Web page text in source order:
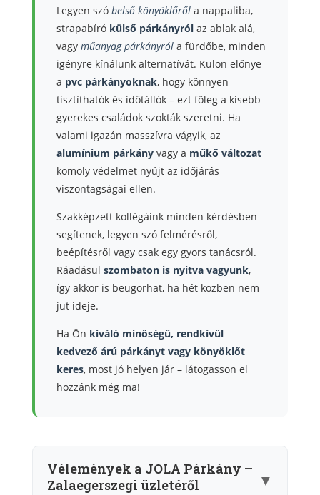
Legyen szó belső könyöklőrőla nappaliba,
strapabíró külső párkányrólaz ablak alá,
vagy műanyag párkányróla fürdőbe, minden
igényre kínálunk alternatívát. Külön előnye
a pvc párkányoknak, hogy könnyen
tisztíthatók és időtállók – ezt főleg a kisebb
gyerekes családok szokták szeretni. Ha
valami igazán masszívra vágyik, az
alumínium párkányvagy a műkő változat
komoly védelmet nyújt az időjárás
viszontagságai ellen.
Szakképzett kollégáink minden kérdésben
segítenek, legyen szó felmérésről,
beépítésről vagy csak egy gyors tanácsról.
Ráadásul szombaton is nyitva vagyunk,
így akkor is beugorhat, ha hét közben nem
jut ideje.
Ha Ön kiváló minőségű, rendkívül
kedvező árú párkányt vagy könyöklőt
keres, most jó helyen jár – látogasson el
hozzánk még ma!
Vélemények a JOLA Párkány –
Zalaegerszegi üzletéről
▼